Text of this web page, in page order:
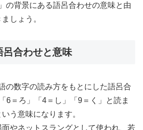
の背景にある語呂合わせの意味と由
しょう。
呂合わせと意味
の数字の読み方をもとにした語呂合
6＝ろ」「4＝し」「9＝く」と読ま
う意味になります。
やネットスラングとして使われ、若